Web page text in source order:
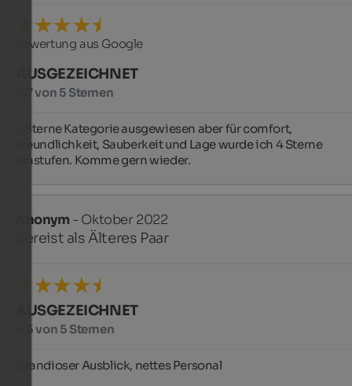
Bewertung aus Google
AUSGEZEICHNET
4,7 von 5 Sternen
3 Sterne Kategorie ausgewiesen aber für comfort,
Freundlichkeit, Sauberkeit und Lage wurde ich 4 Sterne
einstufen. Komme gern wieder.
Anonym - Oktober 2022
gereist als Älteres Paar
AUSGEZEICHNET
4,5 von 5 Sternen
Grandioser Ausblick, nettes Personal